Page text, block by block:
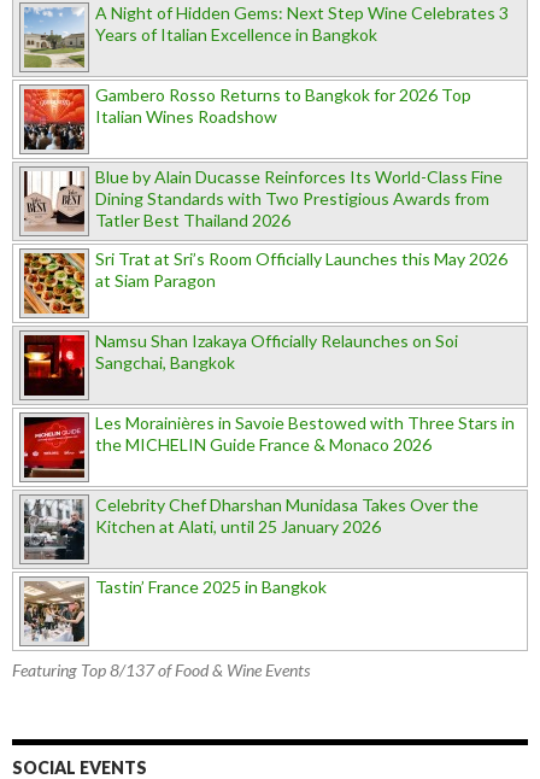
A Night of Hidden Gems: Next Step Wine Celebrates 3
Years of Italian Excellence in Bangkok
Gambero Rosso Returns to Bangkok for 2026 Top
Italian Wines Roadshow
Blue by Alain Ducasse Reinforces Its World-Class Fine
Dining Standards with Two Prestigious Awards from
Tatler Best Thailand 2026
Sri Trat at Sri’s Room Officially Launches this May 2026
at Siam Paragon
Namsu Shan Izakaya Officially Relaunches on Soi
Sangchai, Bangkok
Les Morainières in Savoie Bestowed with Three Stars in
the MICHELIN Guide France & Monaco 2026
Celebrity Chef Dharshan Munidasa Takes Over the
Kitchen at Alati, until 25 January 2026
Tastin’ France 2025 in Bangkok
Featuring Top 8/137 of Food & Wine Events
SOCIAL EVENTS